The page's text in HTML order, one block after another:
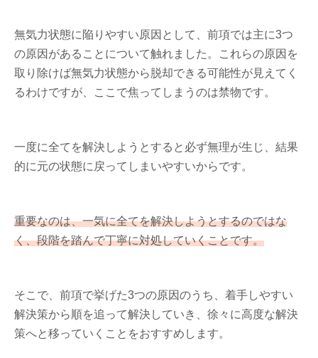
無気力状態に陥りやすい原因として、前項では主に3つ
の原因があることについて触れました。これらの原因を
取り除けば無気力状態から脱却できる可能性が見えてく
るわけですが、ここで焦ってしまうのは禁物です。
一度に全てを解決しようとすると必ず無理が生じ、結果
的に元の状態に戻ってしまいやすいからです。
重要なのは、一気に全てを解決しようとするのではな
く、段階を踏んで丁寧に対処していくことです。
そこで、前項で挙げた3つの原因のうち、着手しやすい
解決策から順を追って解決していき、徐々に高度な解決
策へと移っていくことをおすすめします。